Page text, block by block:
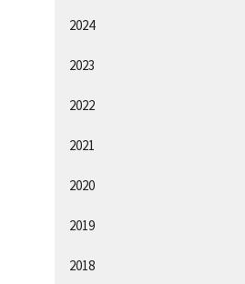
2024
2023
2022
2021
2020
2019
2018